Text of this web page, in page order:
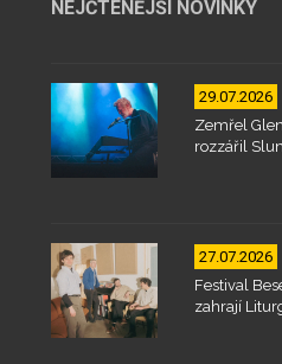
NEJČTENĚJŠÍ NOVINKY
29.07.2026
Zemřel
rozzářil
27.07.2026
Festival
zahrají